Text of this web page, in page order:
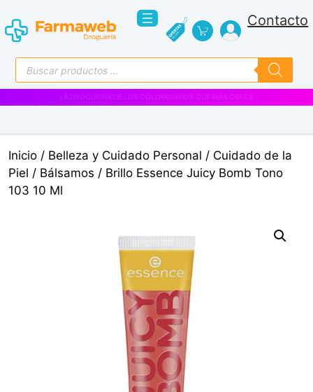
al
contenido
Contacto
Búsqueda
de
productos
Inicio / Belleza y Cuidado Personal / Cuidado de la
Piel / Bálsamos / Brillo Essence Juicy Bomb Tono
103 10 Ml